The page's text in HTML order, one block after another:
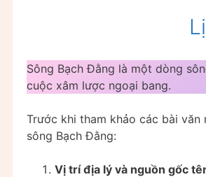
Sông Bạch Đằng là một dòng
cuộc xâm lược ngoại bang.
Trước khi tham khảo các bài
sông Bạch Đằng:
Vị trí địa lý và nguồn gốc